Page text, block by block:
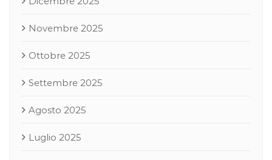
Novembre 2025
Ottobre 2025
Settembre 2025
Agosto 2025
Luglio 2025